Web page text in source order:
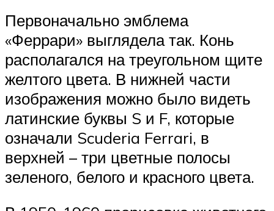
Первоначально эмблема
«Феррари» выглядела так. Конь
располагался на треугольном щите
желтого цвета. В нижней части
изображения можно было видеть
латинские буквы S и F, которые
означали Scuderia Ferrari, в
верхней – три цветные полосы
зеленого, белого и красного цвета.